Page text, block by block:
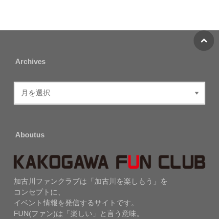
Archives
Aboutus
加古川ファンクラブは「加古川を楽しもう」を
コンセプトに、
イベント情報を発信するサイトです。
FUN(ファン)は「楽しい」と言う意味。